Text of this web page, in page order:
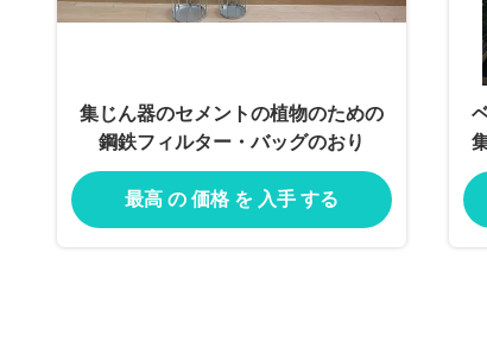
集じん器のセメントの植物のための
鋼鉄フィルター・バッグのおり
最高 の 価格 を 入手 する